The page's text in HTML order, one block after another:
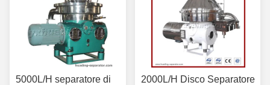
5000L/H separatore di
2000L/H Disco Separatore